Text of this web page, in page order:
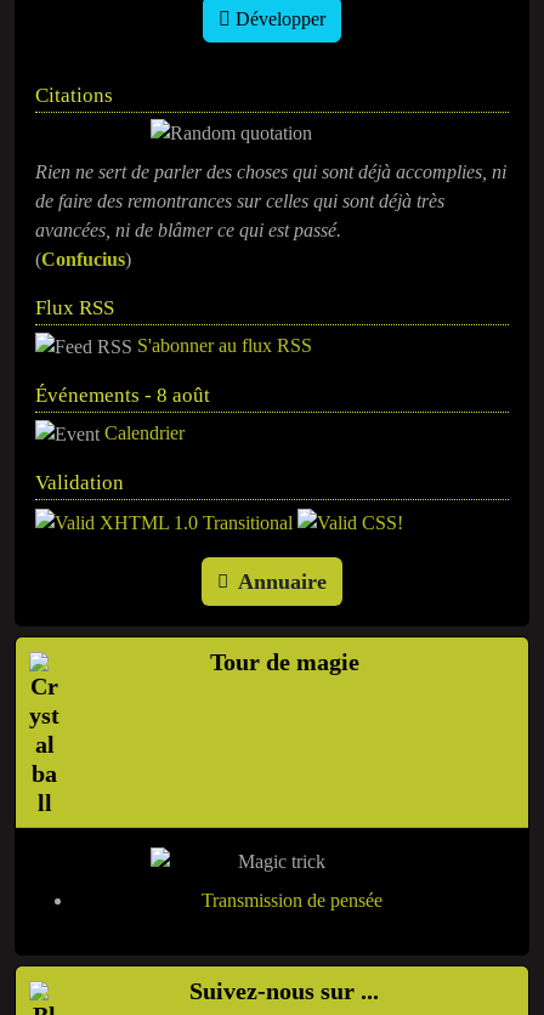
Développer
Citations
Rien ne sert de parler des choses qui sont déjà accomplies, ni
de faire des remontrances sur celles qui sont déjà très
avancées, ni de blâmer ce qui est passé.
(Confucius)
Flux RSS
S'abonner au flux RSS
Événements - 8 août
Calendrier
Validation
Annuaire
Tour de magie
Transmission de pensée
Suivez-nous sur ...